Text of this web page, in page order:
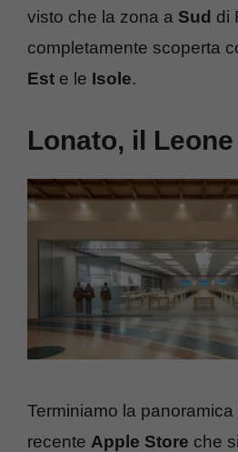
visto che la zona a Sud di
completamente scoperta
Est e le Isole.
Lonato, il Leone
Terminiamo la
recente Apple Store che